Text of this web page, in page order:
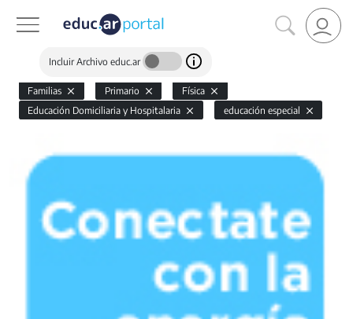
Incluir Archivo educ.ar
Familias Primario
Física
Educación Domiciliaria y Hospitalaria
educación especial